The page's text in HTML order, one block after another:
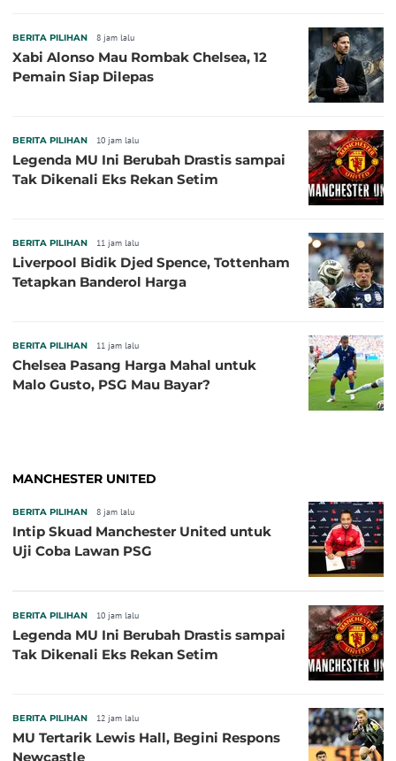
BERITA PILIHAN 8 jam lalu
Xabi Alonso Mau Rombak Chelsea, 12
Pemain Siap Dilepas
BERITA PILIHAN 10 jam lalu
Legenda MU Ini Berubah Drastis sampai
Tak Dikenali Eks Rekan Setim
BERITA PILIHAN 11 jam lalu
Liverpool Bidik Djed Spence, Tottenham
Tetapkan Banderol Harga
BERITA PILIHAN 11 jam lalu
Chelsea Pasang Harga Mahal untuk
Malo Gusto, PSG Mau Bayar?
MANCHESTER UNITED
BERITA PILIHAN 8 jam lalu
Intip Skuad Manchester United untuk
Uji Coba Lawan PSG
BERITA PILIHAN 10 jam lalu
Legenda MU Ini Berubah Drastis sampai
Tak Dikenali Eks Rekan Setim
BERITA PILIHAN 12 jam lalu
MU Tertarik Lewis Hall, Begini Respons
Newcastle